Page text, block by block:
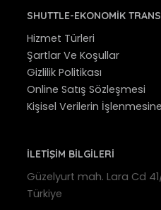
SHUTTLE-EKONOMIK
Hizmet Türleri
Şartlar Ve Koşullar
Gizlilik Politikası
Online Satış Sözleşmesi
Kişisel Verilerin
İLETİŞİM BİLGİLERİ
Güzelyurt mah. Lara Cd
Türkiye